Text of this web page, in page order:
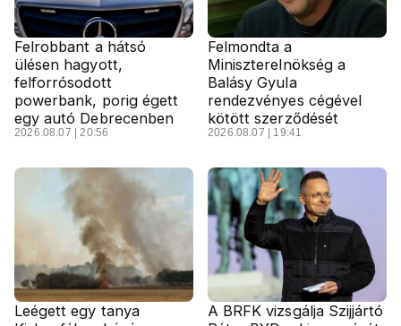
Felrobbant a hátsó
ülésen hagyott,
felforrósodott
powerbank, porig égett
egy autó Debrecenben
2026.08.07 | 20:56
Felmondta a
Miniszterelnökség a
Balásy Gyula
rendezvényes cégével
kötött szerződését
2026.08.07 | 19:41
Leégett egy tanya
A BRFK vizsgálja Szijjártó